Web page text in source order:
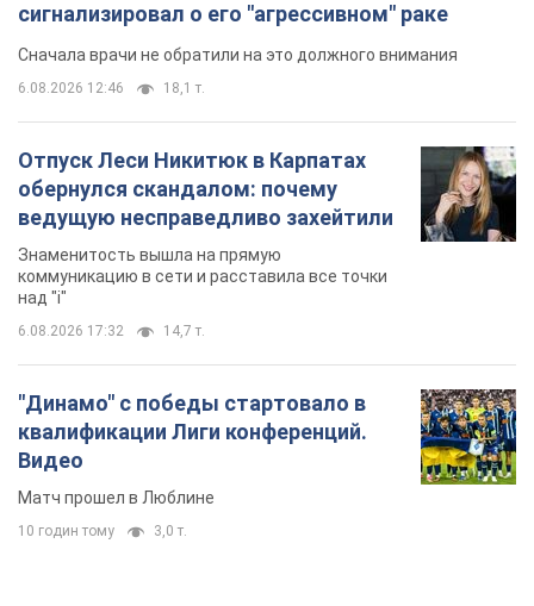
сигнализировал о его "агрессивном" раке
Сначала врачи не обратили на это должного внимания
6.08.2026 12:46 18,1 т.
Отпуск Леси Никитюк в Карпатах
обернулся скандалом: почему
ведущую несправедливо захейтили
Знаменитость вышла на прямую
коммуникацию в сети и расставила все точки
над "i"
6.08.2026 17:32 14,7 т.
"Динамо" с победы стартовало в
квалификации Лиги конференций.
Видео
Матч прошел в Люблине
10 годин тому 3,0 т.